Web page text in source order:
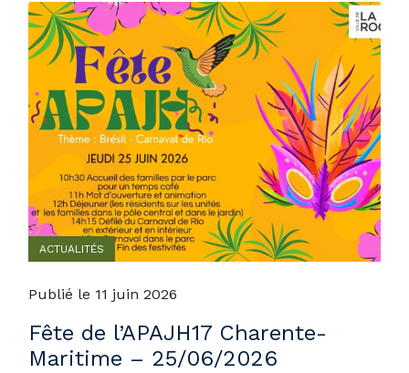
En savoir plus
ACTUALITÉS
Publié le 11 juin 2026
Fête de l’APAJH17 Charente-
Maritime – 25/06/2026